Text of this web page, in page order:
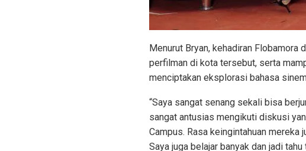
Menurut Bryan, kehadiran Flobamora
perfilman di kota tersebut, serta
menciptakan eksplorasi bahasa
“Saya sangat senang sekali bisa
sangat antusias mengikuti diskusi
Campus. Rasa keingintahuan
Saya juga belajar banyak dan jadi